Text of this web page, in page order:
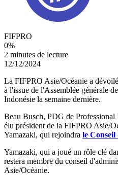
FIFPRO
0%
2 minutes de lecture
12/12/2024
La FIFPRO Asie/Océanie a
à l'issue de l'Assemblée générale
Indonésie la semaine dernière.
Beau Busch, PDG de
élu président de la FIFPRO Asie/
Yamazaki, qui rejoindra le
Yamazaki, qui a joué un rôle clé
restera membre du conseil
Asie/Océanie.